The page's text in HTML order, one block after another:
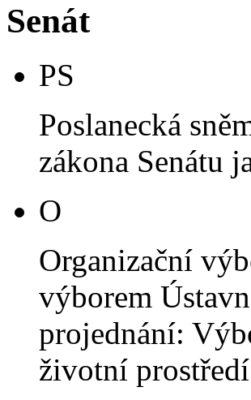
Senát
PS
Poslanecká
zákona Senátu
O
Organizační
výborem
projednání:
životní